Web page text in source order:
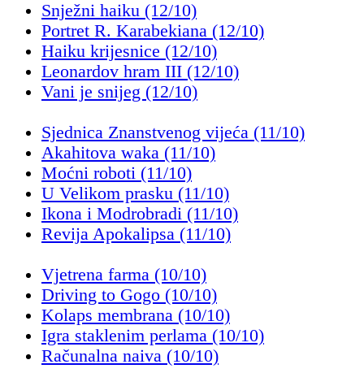
Snježni haiku (12/10)
Portret R. Karabekiana (12/10)
Haiku krijesnice (12/10)
Leonardov hram III (12/10)
Vani je snijeg (12/10)
Sjednica Znanstvenog vijeća (11/10)
Akahitova waka (11/10)
Moćni roboti (11/10)
U Velikom prasku (11/10)
Ikona i Modrobradi (11/10)
Revija Apokalipsa (11/10)
Vjetrena farma (10/10)
Driving to Gogo (10/10)
Kolaps membrana (10/10)
Igra staklenim perlama (10/10)
Računalna naiva (10/10)